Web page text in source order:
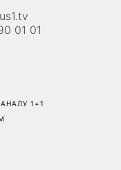
01 01
1+1